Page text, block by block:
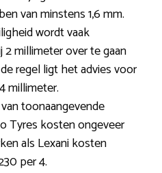
van minstens 1,6 mm.
wordt vaak
2 millimeter over te gaan
regel ligt het advies voor
millimeter.
toonaangevende
Tyres kosten ongeveer
als Lexani kosten
per 4.